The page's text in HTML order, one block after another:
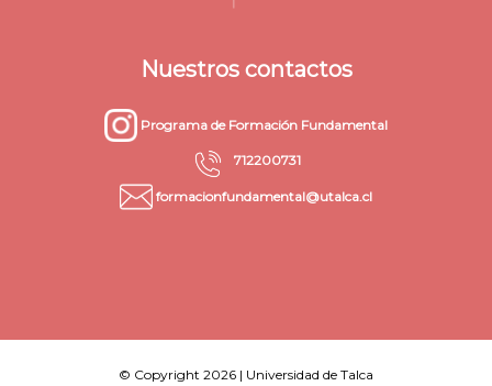
Nuestros contactos
Programa de Formación Fundamental
712200731
formacionfundamental@utalca.cl
© Copyright 2026 | Universidad de Talca